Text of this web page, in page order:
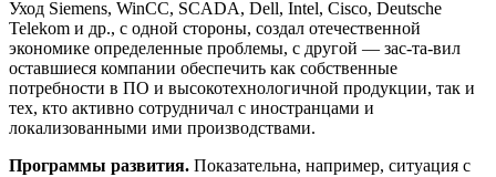
Уход Siemens, WinCC, SCADA, Dell, Intel, Cisco, Deutsche
Telekom и др., с одной стороны, создал отечественной
экономике определенные проблемы, с другой — зас-та-вил
оставшиеся компании обеспечить как собственные
потребности в ПО и высокотехнологичной продукции, так и
тех, кто активно сотрудничал с иностранцами и
локализованными ими производствами.
Программы развития. Показательна, например, ситуация с